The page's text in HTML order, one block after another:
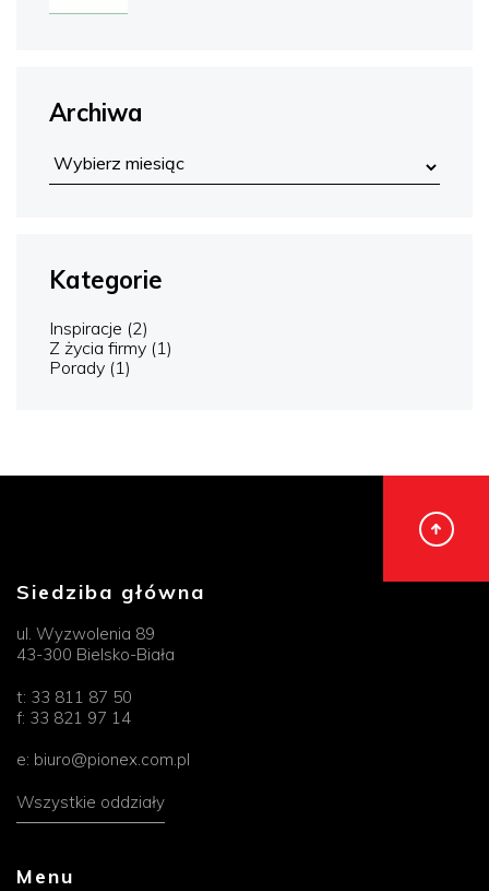
Archiwa
Kategorie
Inspiracje (2)
Z życia firmy (1)
Porady (1)
Siedziba główna
ul. Wyzwolenia 89
43-300 Bielsko-Biała
t: 33 811 87 50
f: 33 821 97 14
e: biuro@pionex.com.pl
Wszystkie oddziały
Menu